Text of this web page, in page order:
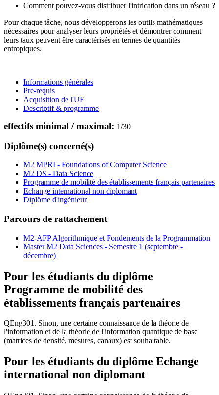
Comment pouvez-vous distribuer l'intrication dans un réseau ?
Pour chaque tâche, nous développerons les outils mathématiques
nécessaires pour analyser leurs propriétés et démontrer comment
leurs taux peuvent être caractérisés en termes de quantités
entropiques.
Informations générales
Pré-requis
Acquisition de l'UE
Descriptif & programme
effectifs minimal / maximal: 1/30
Diplôme(s) concerné(s)
M2 MPRI - Foundations of Computer Science
M2 DS - Data Science
Programme de mobilité des établissements français partenaires
Echange international non diplomant
Diplôme d'ingénieur
Parcours de rattachement
M2-AFP Algorithmique et Fondements de la Programmation
Master M2 Data Sciences - Semestre 1 (septembre -
décembre)
Pour les étudiants du diplôme
Programme de mobilité des
établissements français partenaires
QEng301. Sinon, une certaine connaissance de la théorie de
l'information et de la théorie de l'information quantique de base
(matrices de densité, mesures, canaux) est souhaitable.
Pour les étudiants du diplôme Echange
international non diplomant